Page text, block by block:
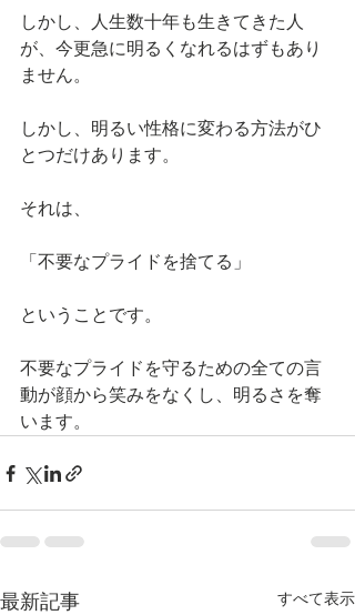
しかし、人生数十年も生きてきた人
が、今更急に明るくなれるはずもあり
ません。
しかし、明るい性格に変わる方法がひ
とつだけあります。
それは、
「不要なプライドを捨てる」
ということです。
不要なプライドを守るための全ての言
動が顔から笑みをなくし、明るさを奪
います。
最新記事 すべて表示